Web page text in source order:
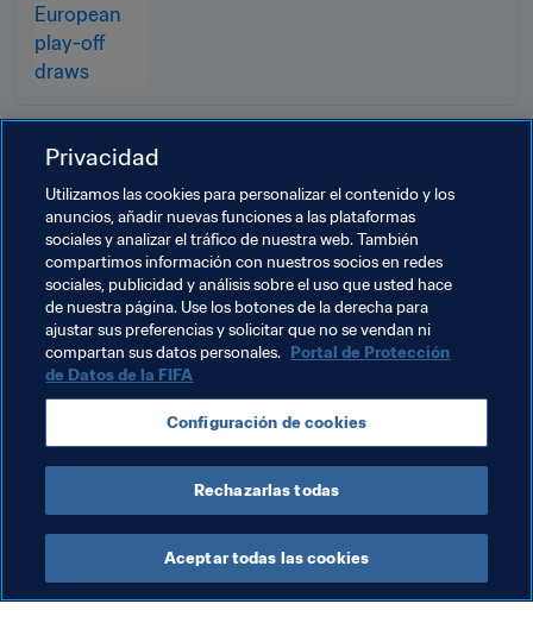
Los aficionados del mundo entero podrán ver los
sorteos en directo por FIFA.com y FIFA+, así como a
través de los titulares de los derechos audiovisuales.
Temas relacionados
Organización de torneos Organización
Copa Mundial de la FIFA 2026™ Australia
AFC
Privacidad
Utilizamos las cookies para personalizar el contenido y los
anuncios, añadir nuevas funciones a las plataformas
sociales y analizar el tráfico de nuestra web. También
compartimos información con nuestros socios en redes
sociales, publicidad y análisis sobre el uso que usted hace
de nuestra página. Use los botones de la derecha para
ajustar sus preferencias y solicitar que no se vendan ni
compartan sus datos personales. Portal de Protección
de Datos de la FIFA
Configuración de cookies
Rechazarlas todas
Aceptar todas las cookies